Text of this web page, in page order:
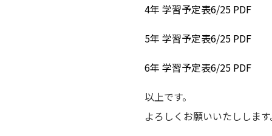
4年 学習予定表6/25 PDF
5年 学習予定表6/25 PDF
6年 学習予定表6/25 PDF
以上です。
よろしくお願いいたしします